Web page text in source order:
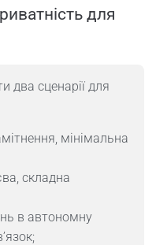
для
два сценарії для
мінімальна
складна
в автономну